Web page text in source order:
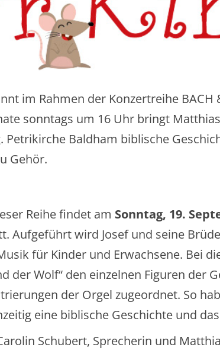
im Rahmen der Konzertreihe BACH
sonntags um 16 Uhr bringt
Petrikirche Baldham biblische
Gehör.
Reihe findet am Sonntag, 19.
Aufgeführt wird Josef und seine
für Kinder und Erwachsene. Bei
der Wolf“ den einzelnen Figuren der
der Orgel zugeordnet. So
eine biblische Geschichte und
Schubert, Sprecherin und